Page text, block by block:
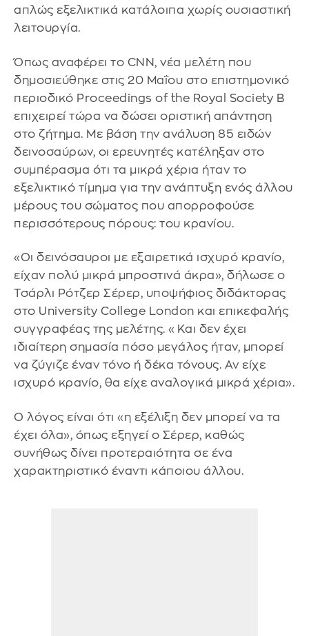
απλώς εξελικτικά κατάλοιπα χωρίς ουσιαστική
λειτουργία.
Όπως αναφέρει το CNN, νέα μελέτη που
δημοσιεύθηκε στις 20 Μαΐου στο επιστημονικό
περιοδικό Proceedings of the Royal Society B
επιχειρεί τώρα να δώσει οριστική απάντηση
στο ζήτημα. Με βάση την ανάλυση 85 ειδών
δεινοσαύρων, οι ερευνητές κατέληξαν στο
συμπέρασμα ότι τα μικρά χέρια ήταν το
εξελικτικό τίμημα για την ανάπτυξη ενός άλλου
μέρους του σώματος που απορροφούσε
περισσότερους πόρους: του κρανίου.
«Οι δεινόσαυροι με εξαιρετικά ισχυρό κρανίο,
είχαν πολύ μικρά μπροστινά άκρα», δήλωσε ο
Τσάρλι Ρότζερ Σέρερ, υποψήφιος διδάκτορας
στο University College London και επικεφαλής
συγγραφέας της μελέτης. «Και δεν έχει
ιδιαίτερη σημασία πόσο μεγάλος ήταν, μπορεί
να ζύγιζε έναν τόνο ή δέκα τόνους. Αν είχε
ισχυρό κρανίο, θα είχε αναλογικά μικρά χέρια».
Ο λόγος είναι ότι «η εξέλιξη δεν μπορεί να τα
έχει όλα», όπως εξηγεί ο Σέρερ, καθώς
συνήθως δίνει προτεραιότητα σε ένα
χαρακτηριστικό έναντι κάποιου άλλου.